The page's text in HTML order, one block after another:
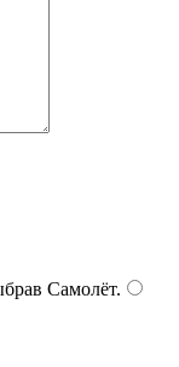
Самолёт.